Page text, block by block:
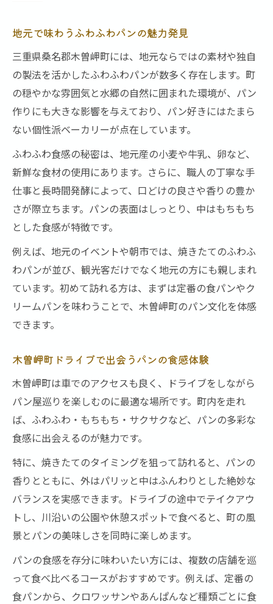
旅の思い出を彩る食べ比べパンの楽しみ方
パン旅で味わう地元おすすめの逸品たち
食べ比べでわかるパンの食感や風味の違い
地元パン巡りの旅を充実させるポイント
地元の魅力満載パン巡りの始め方
パン巡りを始める前に知りたい木曽岬町の
魅力
地元ならではのパンを探す巡り方のコツ
パン巡り計画に役立つおすすめルート紹介
パン好き必見の木曽岬町巡り準備ガイド
地元パンを楽しむ巡り方とそのポイント
パン好き必見の木曽岬町新発見ガイド
パン好きが驚く木曽岬町の新発見ポイント
地元パンで感じる木曽岬町の新たな魅力
パン巡りで見つける知られざるスポット
パン好きのための最新お楽しみルート紹介
週末を満喫するパンと町歩きの醍醐味
パンと町歩きで味わう週末の楽しみ方
木曽岬町でパンを片手に散策する醍醐味
週末におすすめのパン食べ歩きコース
パン好きが楽しめる町歩きの新提案
地元パンと共に過ごす癒しの週末体験
木曽岬町の歴史的背景も学べるパン体験
パン体験を通じて知る木曽岬町の歴史
地元パンに込められた町の物語を感じる
パン巡りで出会う木曽岬町の背景と伝統
歴史を感じるパンの味わいとその理由
地元で味わうふわふわパンの魅力発見
三重県桑名郡木曽岬町には、地元ならではの素材や独自
の製法を活かしたふわふわパンが数多く存在します。町
の穏やかな雰囲気と水郷の自然に囲まれた環境が、パン
作りにも大きな影響を与えており、パン好きにはたまら
ない個性派ベーカリーが点在しています。
ふわふわ食感の秘密は、地元産の小麦や牛乳、卵など、
新鮮な食材の使用にあります。さらに、職人の丁寧な手
仕事と長時間発酵によって、口どけの良さや香りの豊か
さが際立ちます。パンの表面はしっとり、中はもちもち
とした食感が特徴です。
例えば、地元のイベントや朝市では、焼きたてのふわふ
わパンが並び、観光客だけでなく地元の方にも親しまれ
ています。初めて訪れる方は、まずは定番の食パンやク
リームパンを味わうことで、木曽岬町のパン文化を体感
できます。
木曽岬町ドライブで出会うパンの食感体験
木曽岬町は車でのアクセスも良く、ドライブをしながら
パン屋巡りを楽しむのに最適な場所です。町内を走れ
ば、ふわふわ・もちもち・サクサクなど、パンの多彩な
食感に出会えるのが魅力です。
特に、焼きたてのタイミングを狙って訪れると、パンの
香りとともに、外はパリッと中はふんわりとした絶妙な
バランスを実感できます。ドライブの途中でテイクアウ
トし、川沿いの公園や休憩スポットで食べると、町の風
景とパンの美味しさを同時に楽しめます。
パンの食感を存分に味わいたい方には、複数の店舗を巡
って食べ比べるコースがおすすめです。例えば、定番の
食パンから、クロワッサンやあんぱんなど種類ごとに食